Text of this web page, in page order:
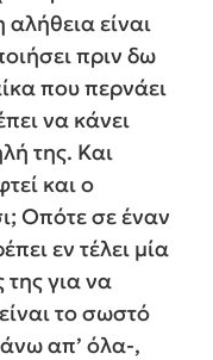
είναι
πριν δω
που περνάει
να κάνει
της. Και
και ο
Οπότε σε έναν
εν τέλει μία
της για να
το σωστό
απ’ όλα-,